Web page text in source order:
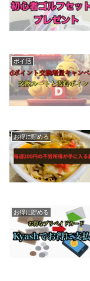
ポイ活
お得に貯める
お得に貯める